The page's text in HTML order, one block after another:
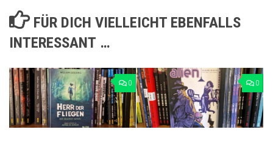
FÜR DICH VIELLEICHT EBENFALLS
INTERESSANT …
0 0